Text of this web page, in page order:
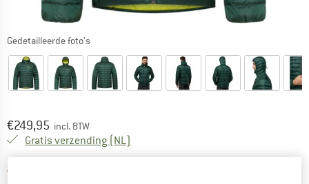
Gedetailleerde foto's
Prijs:
€249,95 incl. BTW
Gratis verzending (NL)
Artikel momenteel helaas uitverkocht.